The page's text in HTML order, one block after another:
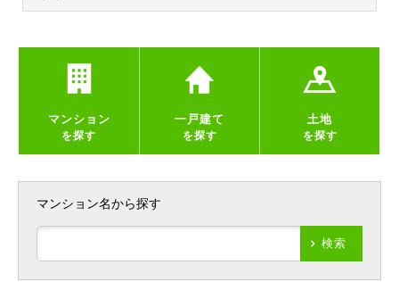
マンション
を探す
一戸建て
を探す
土地
を探す
マンション名から探す
検索